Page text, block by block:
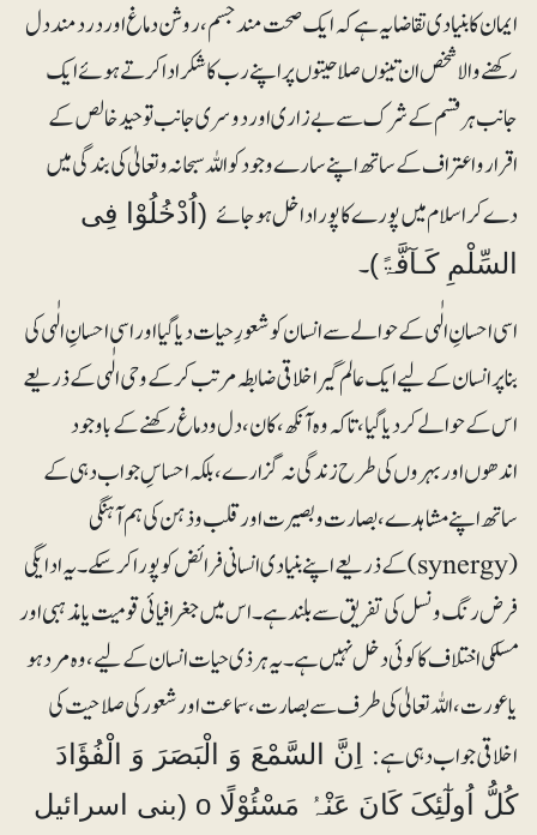
ایمان کا بنیادی تقاضا یہ ہے کہ ایک صحت مند جسم ، روشن دماغ اور دردمند دل
رکھنے والا شخص ان تینوں صلاحیتوں پر اپنے رب کا شکر ادا کرتے ہوئے ایک
جانب ہرقسم کے شرک سے بے زاری اور دوسری جانب توحید خالص کے
اقرار و اعتراف کے ساتھ اپنے سارے وجود کو اللہ سبحانہ و تعالیٰ کی بندگی میں
دے کر اسلام میں پورے کا پورا داخل ہوجائے(اُدْخُلُوْا فِی
السِّلْمِ کَـآفَّۃً)۔
اسی احسانِ الٰہی کے حوالے سے انسان کو شعورِ حیات دیا گیا اور اسی احسانِ الٰہی کی
بنا پر انسان کے لیے ایک عالم گیر اخلاقی ضابطہ مرتب کر کے وحی الٰہی کے ذریعے
اس کے حوالے کر دیا گیا، تاکہ وہ آنکھ ، کان ، دل و دماغ رکھنے کے باوجود
اندھوں اور بہروں کی طرح زندگی نہ گزارے، بلکہ احساسِ جواب دہی کے
ساتھ اپنے مشاہدے ، بصارت و بصیر ت اور قلب و ذہن کی ہم آہنگی
(synergy) کے ذریعے اپنے بنیادی انسانی فرائض کو پورا کر سکے ۔یہ ادایگی
فرض رنگ و نسل کی تفریق سے بلند ہے۔ اس میں جغرافیائی قومیت یا مذہبی اور
مسلکی اختلاف کا کوئی دخل نہیں ہے ۔یہ ہر ذی حیات انسان کے لیے، وہ مرد ہو
یا عورت، اللہ تعالیٰ کی طرف سے بصارت، سماعت اور شعور کی صلاحیت کی
اخلاقی جواب دہی ہے:اِنَّ السَّمْعَ وَ الْبَصَرَ وَ الْفُؤَادَ
کُلُّ اُولٰٓئِکَ کَانَ عَنْہُ مَسْئُوْلًا o (بنی اسرائیل